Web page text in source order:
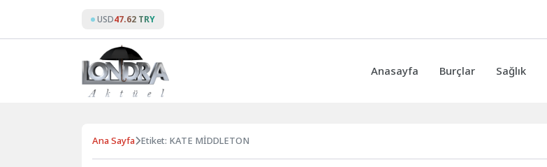
content
USD47.62 TRY
Anasayfa Burçlar Sağlık
Ana Sayfa Etiket: KATE MİDDLETON